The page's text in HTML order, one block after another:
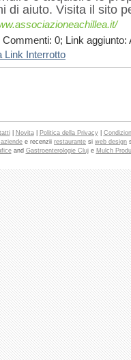
di aiuto. Visita il sito
0; Link aggiunto:
Link Interrotto
| Novita| Politica della Privacy|
e recenzii restaurante si web design
and Gastroenterologie Cluje Mulch